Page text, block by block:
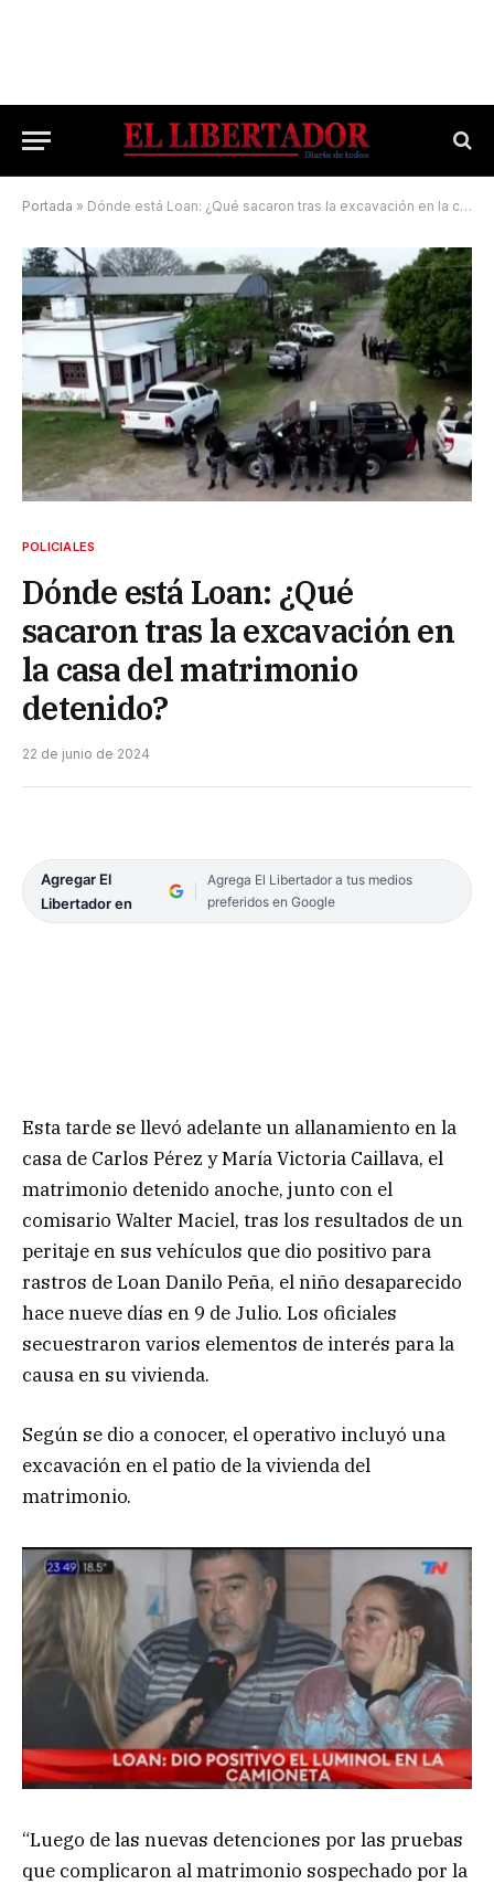
Portada » Dónde está Loan: ¿Qué sacaron tras la excavación en la casa del matrimonio detenido?
POLICIALES
Dónde está Loan: ¿Qué
sacaron tras la excavación en
la casa del matrimonio
detenido?
22 de junio de 2024
Agregar El
Libertador en
Agrega El Libertador a tus medios
preferidos en Google
Esta tarde se llevó adelante un allanamiento en la
casa de Carlos Pérez y María Victoria Caillava, el
matrimonio detenido anoche, junto con el
comisario Walter Maciel, tras los resultados de un
peritaje en sus vehículos que dio positivo para
rastros de Loan Danilo Peña, el niño desaparecido
hace nueve días en 9 de Julio. Los oficiales
secuestraron varios elementos de interés para la
causa en su vivienda.
Según se dio a conocer, el operativo incluyó una
excavación en el patio de la vivienda del
matrimonio.
“Luego de las nuevas detenciones por las pruebas
que complicaron al matrimonio sospechado por la